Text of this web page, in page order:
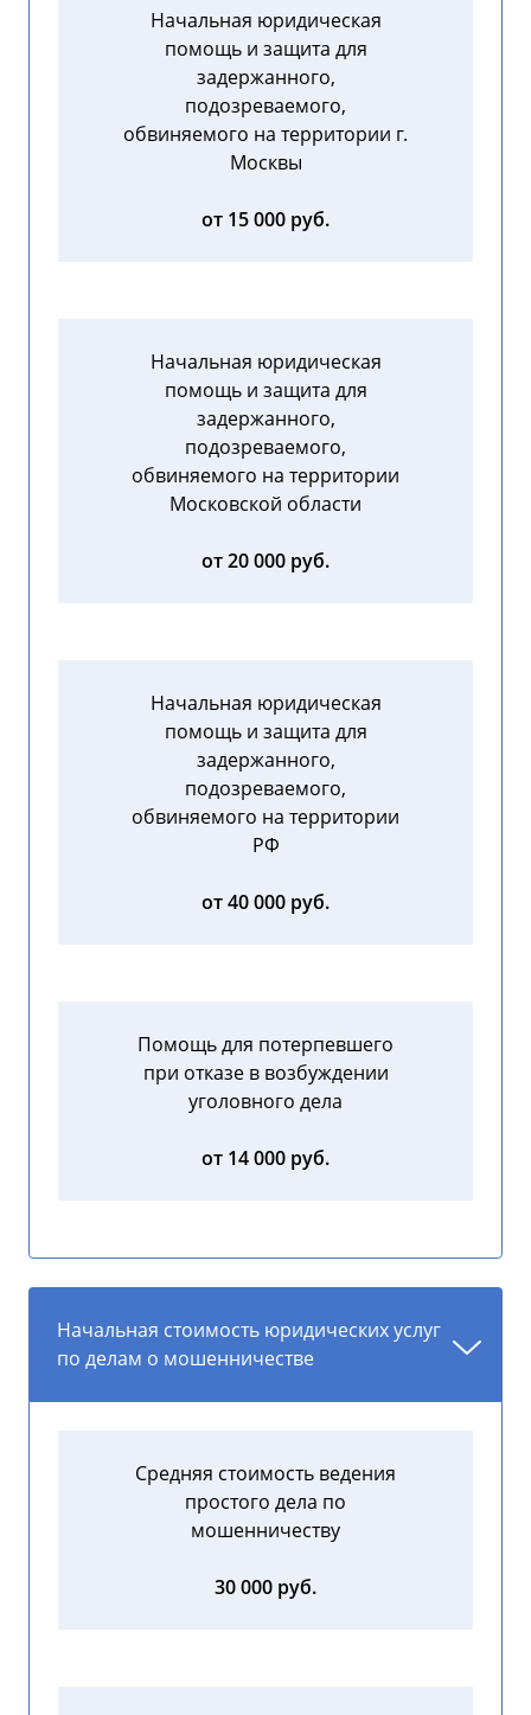
Начальная юридическая
помощь и защита для
задержанного,
подозреваемого,
обвиняемого на территории г.
Москвы
от 15 000 руб.
Начальная юридическая
помощь и защита для
задержанного,
подозреваемого,
обвиняемого на территории
Московской области
от 20 000 руб.
Начальная юридическая
помощь и защита для
задержанного,
подозреваемого,
обвиняемого на территории
РФ
от 40 000 руб.
Помощь для потерпевшего
при отказе в возбуждении
уголовного дела
от 14 000 руб.
Начальная стоимость юридических услуг
по делам о мошенничестве
Средняя стоимость ведения
простого дела по
мошенничеству
30 000 руб.